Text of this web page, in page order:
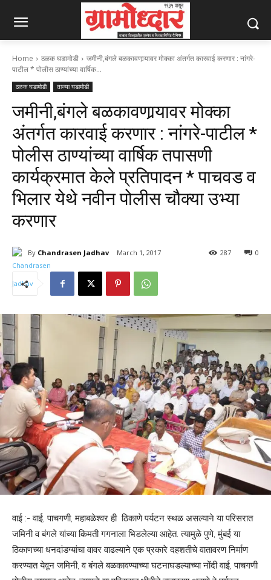
Home ठळक घडामोडी
जमीनी,बंगले बळकावणार्‍यावर मोक्का अंतर्गत कारवाई करणार : नांगरे-
पाटील * पोलीस ठाण्यांच्या वार्षिक...
ठळक घडामोडी ताज्या घडामोडी
जमीनी,बंगले बळकावणार्‍यावर मोक्का
अंतर्गत कारवाई करणार : नांगरे-पाटील *
पोलीस ठाण्यांच्या वार्षिक तपासणी
कार्यक्रमात केले प्रतिपादन * पाचवड व
भिलार येथे नवीन पोलीस चौक्या उभ्या
करणार
By Chandrasen Jadhav March 1, 2017 0
287
वाई :- वाई, पाचगणी, महाबळेश्वर ही ठिकाणे पर्यटन स्थळ असल्याने या परिसरात
जमिनी व बंगले यांच्या किमती गगनाला भिडलेल्या आहेत. त्यामुळे पुणे, मुंबई या
ठिकाणच्या धनदांडग्यांचा वावर वाढल्याने एक प्रकारे दहशतीचे वातावरण निर्माण
करण्यात येवून जमिनी, व बंगले बळकावण्याच्या घटनाघडल्याच्या नोंदी वाई, पाचगणी